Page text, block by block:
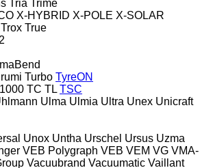
Tria Trime
X-HYBRID X-POLE X-SOLAR
Trox True
Turbo TyreON
TC TL TSC
Ulma Ulmia Ultra Unex Unicraft
Unox Untha Urschel Ursus Uzma
VEB Polygraph VEB VEM VG VMA-
Vacuubrand Vacuumatic Vaillant